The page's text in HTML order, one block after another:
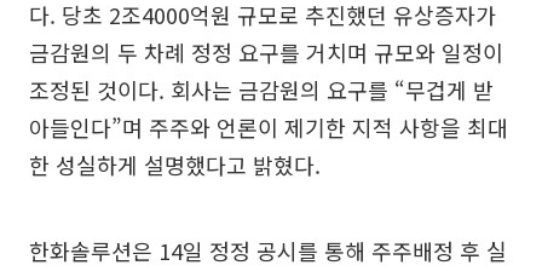
다. 당초 2조4000억원 규모로 추진했던 유상증자가
금감원의 두 차례 정정 요구를 거치며 규모와 일정이
조정된 것이다. 회사는 금감원의 요구를 “무겁게 받
아들인다”며 주주와 언론이 제기한 지적 사항을 최대
한 성실하게 설명했다고 밝혔다.
한화솔루션은 14일 정정 공시를 통해 주주배정 후 실